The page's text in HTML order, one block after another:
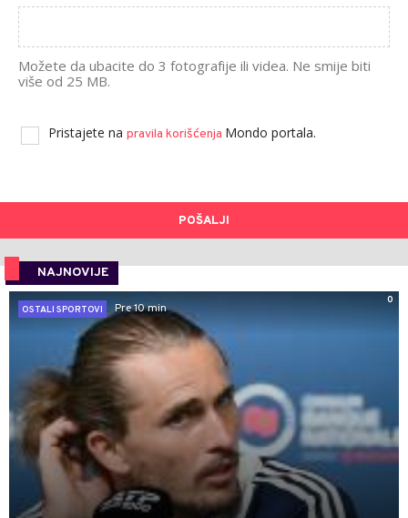
Možete da ubacite do 3 fotografije ili videa. Ne smije biti
više od 25 MB.
Pristajete na pravila korišćenja Mondo portala.
POŠALJI
NAJNOVIJE
0
OSTALI SPORTOVI
Pre 10 min